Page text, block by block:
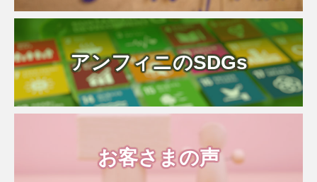
アンフィニのSDGs
お客さまの声